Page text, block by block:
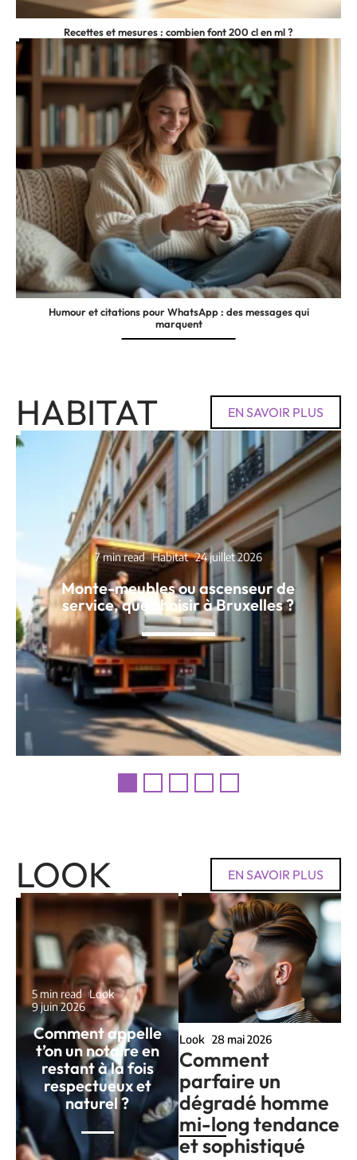
Recettes et mesures : combien font 200 cl en ml ?
Humour et citations pour WhatsApp : des messages qui
marquent
HABITAT EN SAVOIR PLUS
7 min read Habitat 24 juillet 2026
Monte-meubles ou ascenseur de
service, que choisir à Bruxelles ?
LOOK EN SAVOIR PLUS
5 min read Look
9 juin 2026
Comment appelle
t’on un notaire en
restant à la fois
respectueux et
naturel ?
Look 28 mai 2026
Comment
parfaire un
dégradé homme
mi-long tendance
et sophistiqué